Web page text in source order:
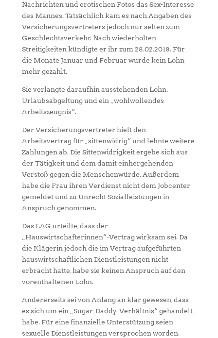
Nachrichten und erotischen Fotos das Sex-Interesse
des Mannes. Tatsächlich kam es nach Angaben des
Versicherungsvertreters jedoch nur selten zum
Geschlechtsverkehr. Nach wiederholten
Streitigkeiten kündigte er ihr zum 28.02.2018. Für
die Monate Januar und Februar wurde kein Lohn
mehr gezahlt.
Sie verlangte daraufhin ausstehenden Lohn,
Urlaubsabgeltung und ein „wohlwollendes
Arbeitszeugnis“.
Der Versicherungsvertreter hielt den
Arbeitsvertrag für „sittenwidrig“ und lehnte weitere
Zahlungen ab. Die Sittenwidrigkeit ergebe sich aus
der Tätigkeit und dem damit einhergehenden
Verstoß gegen die Menschenwürde. Außerdem
habe die Frau ihren Verdienst nicht dem Jobcenter
gemeldet und zu Unrecht Sozialleistungen in
Anspruch genommen.
Das LAG urteilte, dass der
„Hauswirtschafterinnen“-Vertrag wirksam sei. Da
die Klägerin jedoch die im Vertrag aufgeführten
hauswirtschaftlichen Dienstleistungen nicht
erbracht hatte, habe sie keinen Anspruch auf den
vorenthaltenen Lohn.
Andererseits sei von Anfang an klar gewesen, dass
es sich um ein „Sugar-Daddy-Verhältnis“ gehandelt
habe. Für eine finanzielle Unterstützung seien
sexuelle Dienstleistungen versprochen worden.